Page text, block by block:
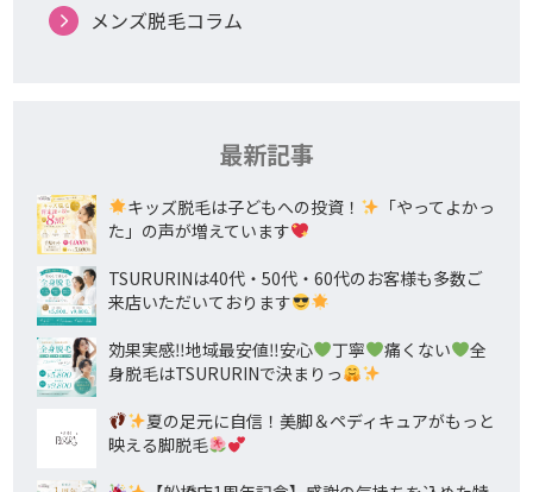
メンズ脱毛コラム
最新記事
キッズ脱毛は子どもへの投資！
「やってよかっ
た」の声が増えています
TSURURINは40代・50代・60代のお客様も多数ご
来店いただいております
効果実感‼地域最安値‼安心
丁寧 痛くない
全
身脱毛はTSURURINで決まりっ
夏の足元に自信！美脚＆ペディキュアがもっと
映える脚脱毛